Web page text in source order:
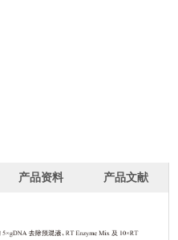
产品资料 产品文献